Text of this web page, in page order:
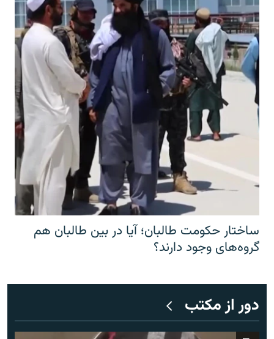
ساختار حکومت طالبان؛ آیا در بین طالبان هم
گروه‌های وجود دارند؟
دور از مکتب